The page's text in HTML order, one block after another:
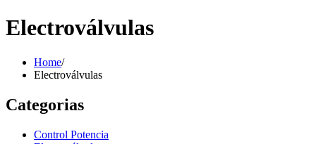
Electroválvulas
Home/
Electroválvulas
Categorias
Control Potencia